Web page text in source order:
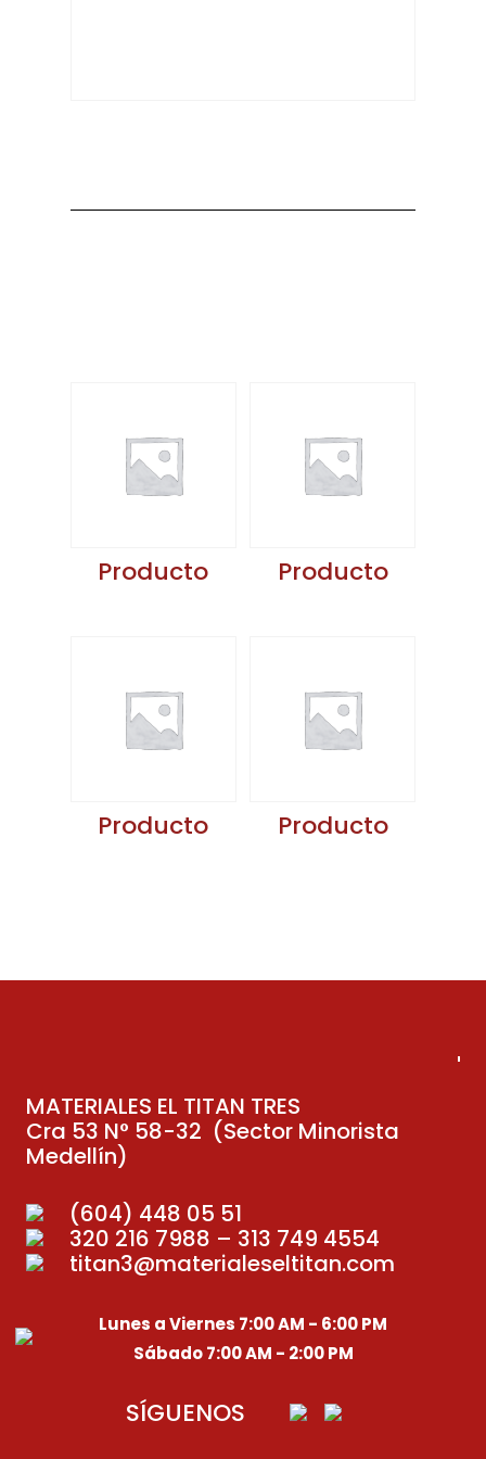
Producto Producto
Producto Producto
MATERIALES EL TITAN TRES
Cra 53 N° 58-32 (Sector Minorista
Medellín)
(604) 448 05 51
320 216 7988 – 313 749 4554
titan3@materialeseltitan.com
Lunes a Viernes 7:00 AM - 6:00 PM
Sábado 7:00 AM - 2:00 PM
SÍGUENOS